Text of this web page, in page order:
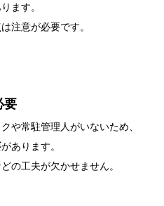
ます。
注意が必要です。
要
や常駐管理人がいないため、
があります。
の工夫が欠かせません。